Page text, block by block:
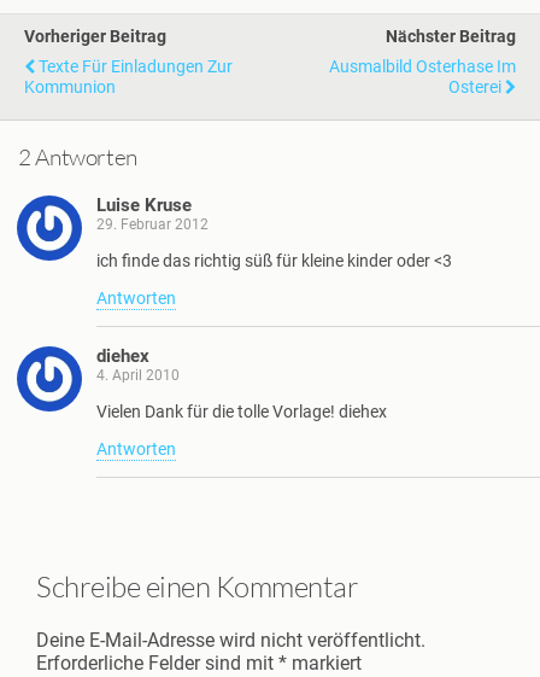
Vorheriger Beitrag
Texte Für Einladungen Zur
Kommunion
Nächster Beitrag
Ausmalbild Osterhase Im
Osterei
2 Antworten
Luise Kruse
29. Februar 2012
ich finde das richtig süß für kleine kinder oder <3
Antworten
diehex
4. April 2010
Vielen Dank für die tolle Vorlage! diehex
Antworten
Schreibe einen Kommentar
Deine E-Mail-Adresse wird nicht veröffentlicht.
Erforderliche Felder sind mit * markiert